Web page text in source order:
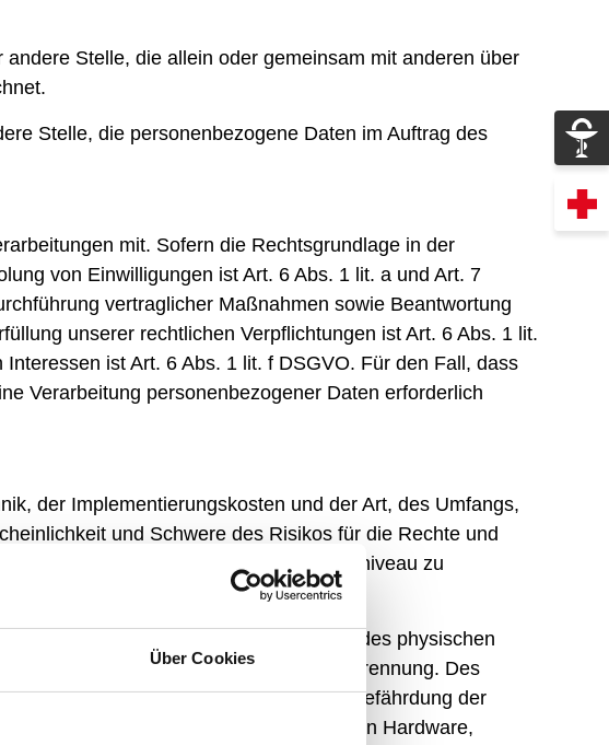
Über Cookies
Stelle, die allein oder gemeinsam mit anderen über
Stelle, die personenbezogene Daten im Auftrag des
mit. Sofern die Rechtsgrundlage in der
von Einwilligungen ist Art. 6 Abs. 1 lit. a und Art. 7
vertraglicher Maßnahmen sowie Beantwortung
unserer rechtlichen Verpflichtungen ist Art. 6 Abs. 1 lit.
ist Art. 6 Abs. 1 lit. f DSGVO. Für den Fall, dass
Verarbeitung personenbezogener Daten erforderlich
der Implementierungskosten und der Art, des Umfangs,
und Schwere des Risikos für die Rechte und
ein dem Risiko angemessenes Schutzniveau zu
von Daten durch Kontrolle des physischen
Sicherung der Verfügbarkeit und ihrer Trennung. Des
von Daten und Reaktion auf Gefährdung der
bei der Entwicklung, bzw. Auswahl von Hardware,